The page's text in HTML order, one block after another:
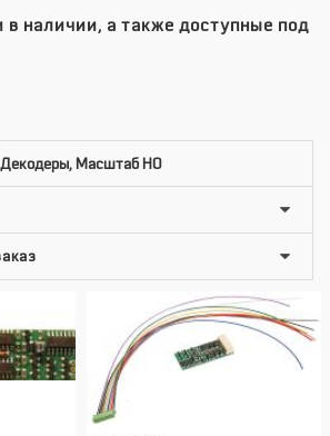
в наличии, а также доступные под
Декодеры, Масштаб HO